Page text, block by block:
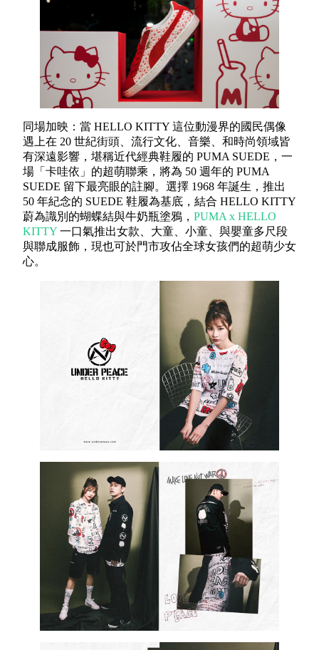
同場加映：當 HELLO KITTY 這位動漫界的國民偶像
遇上在 20 世紀街頭、流行文化、音樂、和時尚領域皆
有深遠影響，堪稱近代經典鞋履的 PUMA SUEDE，一
場「卡哇依」的超萌聯乘，將為 50 週年的 PUMA
SUEDE 留下最亮眼的註腳。選擇 1968 年誕生，推出
50 年紀念的 SUEDE 鞋履為基底，結合 HELLO KITTY
蔚為識別的蝴蝶結與牛奶瓶塗鴉， PUMA x HELLO
KITTY 一口氣推出女款、大童、小童、與嬰童多尺段
與聯成服飾，現也可於門市攻佔全球女孩們的超萌少女
心。